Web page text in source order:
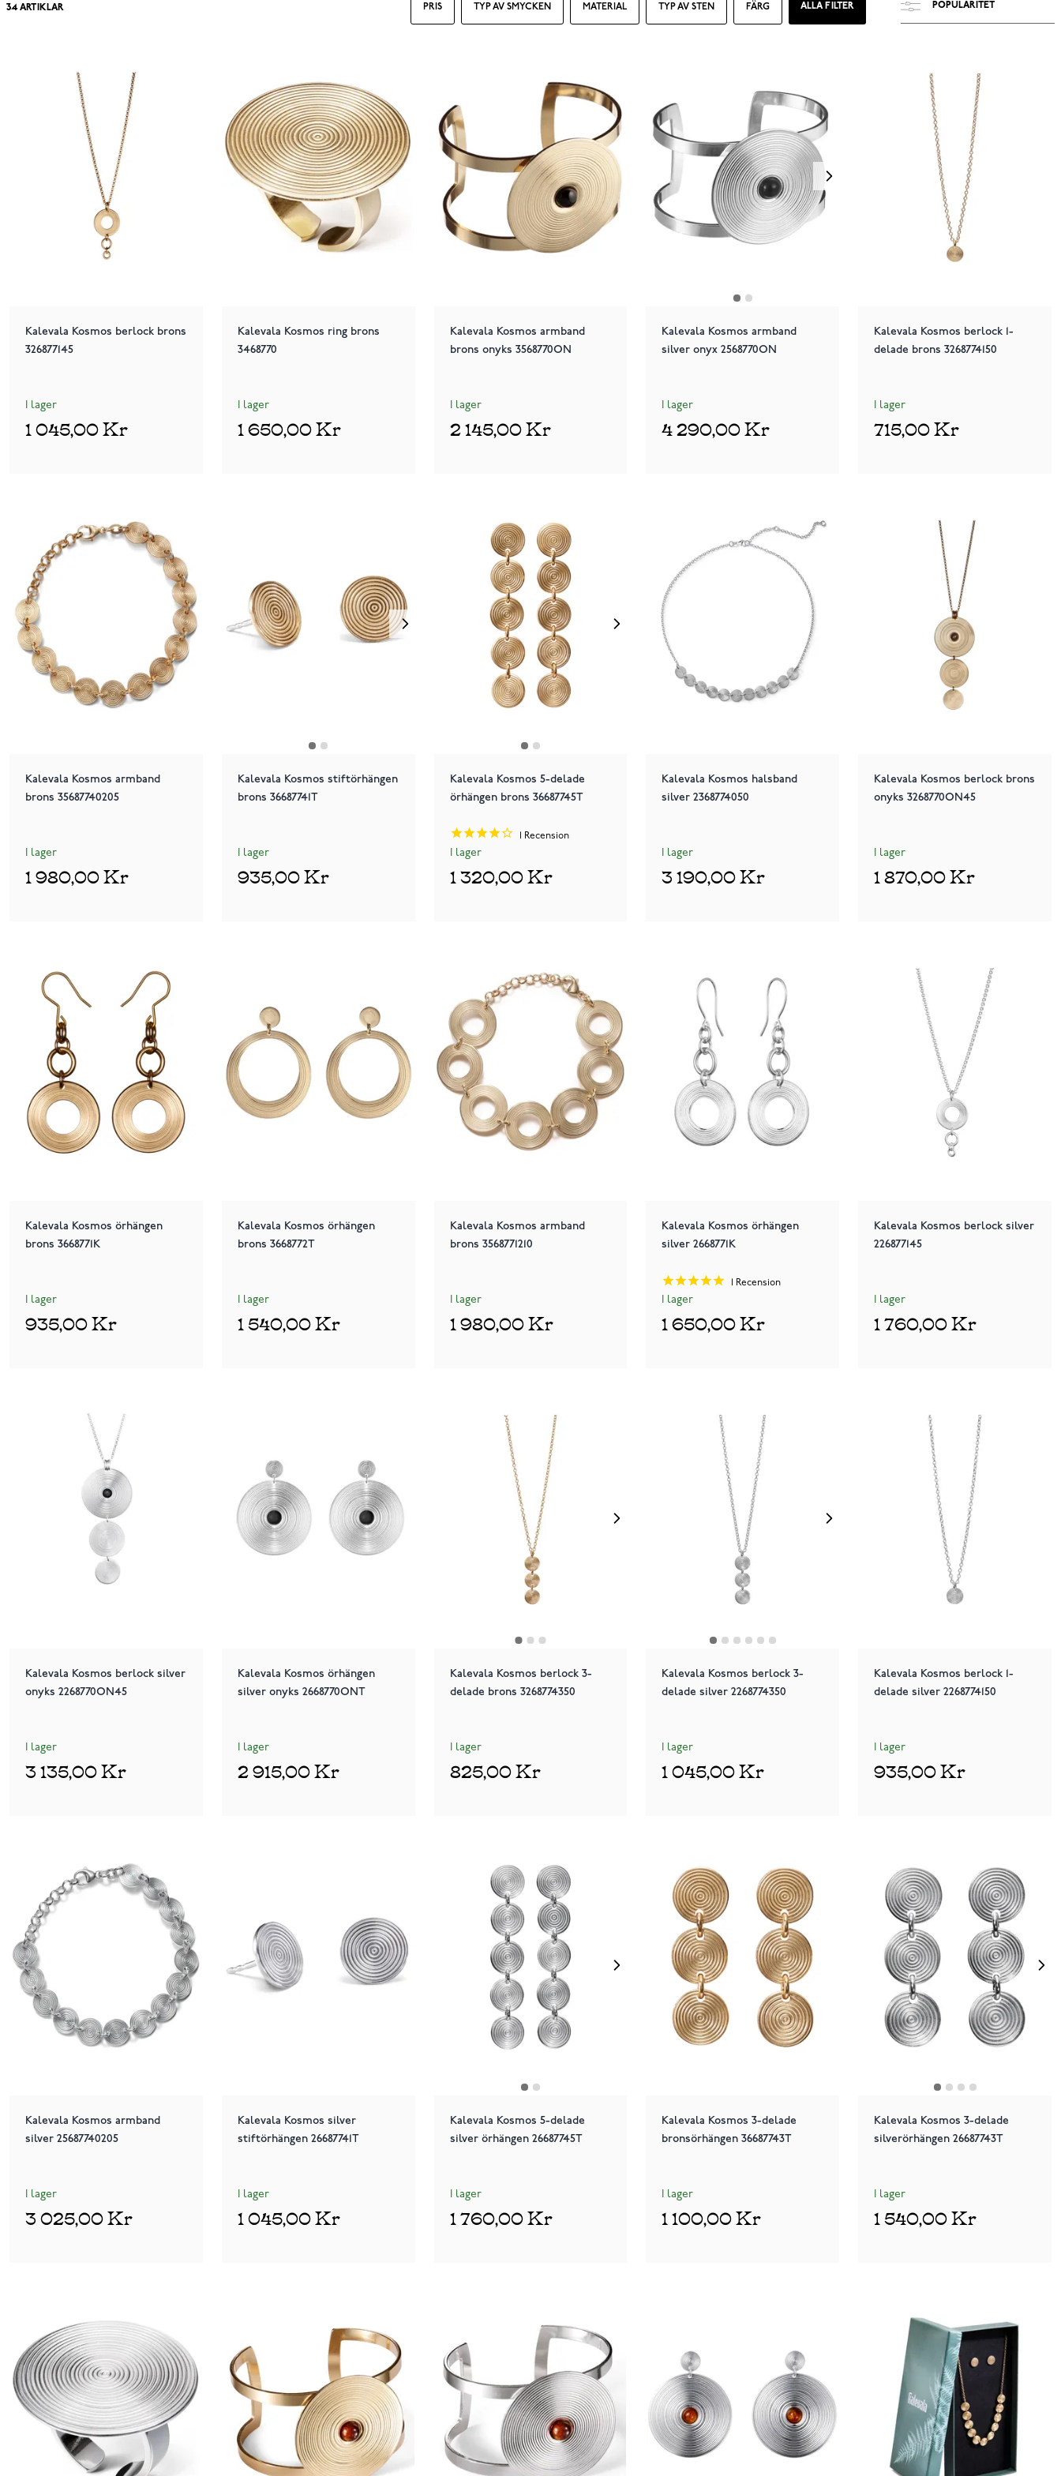
PRIS TYP AV SMYCKEN MATERIAL TYP AV STEN FÄRG ALLA FILTER
34ARTIKLAR
Kalevala Kosmos berlock brons
326877145
I lager
1 045,00 Kr
Kalevala Kosmos ring brons
3468770
I lager
1 650,00 Kr
Kalevala Kosmos armband
brons onyks 3568770ON
I lager
2 145,00 Kr
Kalevala Kosmos armband
silver onyx 2568770ON
I lager
4 290,00 Kr
Kalevala Kosmos berlock 1-
delade brons 3268774150
I lager
715,00 Kr
Kalevala Kosmos armband
brons 35687740205
I lager
1 980,00 Kr
Kalevala Kosmos stiftörhängen
brons 36687741T
I lager
935,00 Kr
Kalevala Kosmos 5-delade
örhängen brons 36687745T
Recension
I lager
1 320,00 Kr
Kalevala Kosmos halsband
silver 2368774050
I lager
3 190,00 Kr
Kalevala Kosmos berlock brons
onyks 3268770ON45
I lager
1 870,00 Kr
Kalevala Kosmos örhängen
brons 3668771K
I lager
935,00 Kr
Kalevala Kosmos örhängen
brons 3668772T
I lager
1 540,00 Kr
Kalevala Kosmos armband
brons 3568771210
I lager
1 980,00 Kr
Kalevala Kosmos örhängen
silver 2668771K
1 Recension
I lager
1 650,00 Kr
Kalevala Kosmos berlock silver
226877145
I lager
1 760,00 Kr
Kalevala Kosmos berlock silver
onyks 2268770ON45
I lager
3 135,00 Kr
Kalevala Kosmos örhängen
silver onyks 2668770ONT
I lager
2 915,00 Kr
Kalevala Kosmos berlock 3-
delade brons 3268774350
I lager
825,00 Kr
Kalevala Kosmos berlock 3-
delade silver 2268774350
I lager
1 045,00 Kr
Kalevala Kosmos berlock 1-
delade silver 2268774150
I lager
935,00 Kr
Kalevala Kosmos armband
silver 25687740205
I lager
3 025,00 Kr
Kalevala Kosmos silver
stiftörhängen 26687741T
I lager
1 045,00 Kr
Kalevala Kosmos 5-delade
silver örhängen 26687745T
I lager
1 760,00 Kr
Kalevala Kosmos 3-delade
bronsörhängen 36687743T
I lager
1 100,00 Kr
Kalevala Kosmos 3-delade
silverörhängen 26687743T
I lager
1 540,00 Kr